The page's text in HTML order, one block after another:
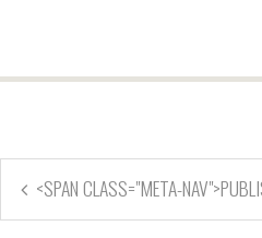
<SPAN CLASS="META-